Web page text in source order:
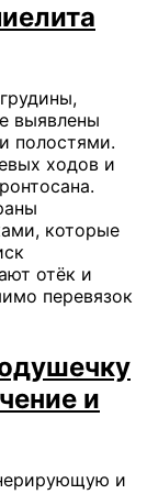
выявлены
полостями.
ходов и
которые
отёк и
перевязок
и
и